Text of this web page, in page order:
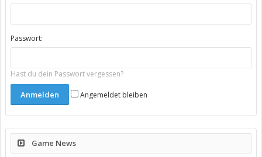
Passwort:
Hast du dein Passwort vergessen?
Angemeldet bleiben
Game News